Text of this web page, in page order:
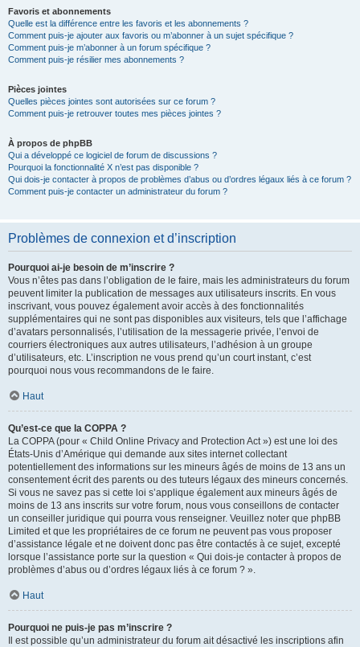
Favoris et abonnements
Quelle est la différence entre les favoris et les abonnements ?
Comment puis-je ajouter aux favoris ou m’abonner à un sujet spécifique ?
Comment puis-je m’abonner à un forum spécifique ?
Comment puis-je résilier mes abonnements ?
Pièces jointes
Quelles pièces jointes sont autorisées sur ce forum ?
Comment puis-je retrouver toutes mes pièces jointes ?
À propos de phpBB
Qui a développé ce logiciel de forum de discussions ?
Pourquoi la fonctionnalité X n’est pas disponible ?
Qui dois-je contacter à propos de problèmes d’abus ou d’ordres légaux liés à ce forum ?
Comment puis-je contacter un administrateur du forum ?
Problèmes de connexion et d’inscription
Pourquoi ai-je besoin de m’inscrire ?
Vous n’êtes pas dans l’obligation de le faire, mais les administrateurs du forum
peuvent limiter la publication de messages aux utilisateurs inscrits. En vous
inscrivant, vous pouvez également avoir accès à des fonctionnalités
supplémentaires qui ne sont pas disponibles aux visiteurs, tels que l’affichage
d’avatars personnalisés, l’utilisation de la messagerie privée, l’envoi de
courriers électroniques aux autres utilisateurs, l’adhésion à un groupe
d’utilisateurs, etc. L’inscription ne vous prend qu’un court instant, c’est
pourquoi nous vous recommandons de le faire.
Haut
Qu’est-ce que la COPPA ?
La COPPA (pour « Child Online Privacy and Protection Act ») est une loi des
États-Unis d’Amérique qui demande aux sites internet collectant
potentiellement des informations sur les mineurs âgés de moins de 13 ans un
consentement écrit des parents ou des tuteurs légaux des mineurs concernés.
Si vous ne savez pas si cette loi s’applique également aux mineurs âgés de
moins de 13 ans inscrits sur votre forum, nous vous conseillons de contacter
un conseiller juridique qui pourra vous renseigner. Veuillez noter que phpBB
Limited et que les propriétaires de ce forum ne peuvent pas vous proposer
d’assistance légale et ne doivent donc pas être contactés à ce sujet, excepté
lorsque l’assistance porte sur la question « Qui dois-je contacter à propos de
problèmes d’abus ou d’ordres légaux liés à ce forum ? ».
Haut
Pourquoi ne puis-je pas m’inscrire ?
Il est possible qu’un administrateur du forum ait désactivé les inscriptions afin